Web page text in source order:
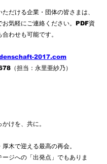
だける企業・団体の皆さまは、
お気軽にご連絡ください。PDF資
わせも可能です。
2017.com
（担当：永里亜紗乃）
けを、共に。
木で迎える最高の再会。
ージへの「出発点」でもありま